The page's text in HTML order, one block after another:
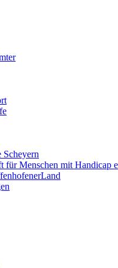
Scheyern
für Menschen mit Handicap